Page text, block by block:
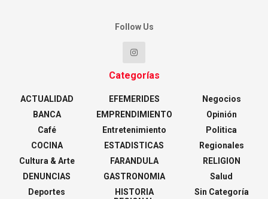
Follow Us
Categorías
ACTUALIDAD
BANCA
Café
COCINA
Cultura & Arte
DENUNCIAS
Deportes
EFEMERIDES
EMPRENDIMIENTO
Entretenimiento
ESTADISTICAS
FARANDULA
GASTRONOMIA
HISTORIA
Negocios
Opinión
Politica
Regionales
RELIGION
Salud
Sin Categoría